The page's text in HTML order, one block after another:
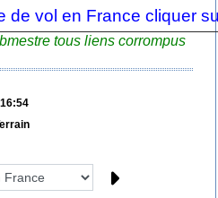
de vol en France cliquer
tous liens corrompus